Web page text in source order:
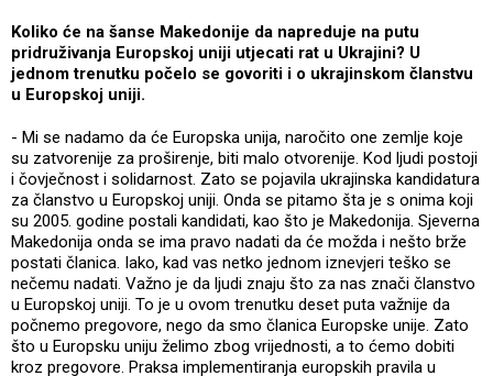
Koliko će na šanse Makedonije da napreduje na putu
pridruživanja Europskoj uniji utjecati rat u Ukrajini? U
jednom trenutku počelo se govoriti i o ukrajinskom članstvu
u Europskoj uniji.
- Mi se nadamo da će Europska unija, naročito one zemlje koje
su zatvorenije za proširenje, biti malo otvorenije. Kod ljudi postoji
i čovječnost i solidarnost. Zato se pojavila ukrajinska kandidatura
za članstvo u Europskoj uniji. Onda se pitamo šta je s onima koji
su 2005. godine postali kandidati, kao što je Makedonija. Sjeverna
Makedonija onda se ima pravo nadati da će možda i nešto brže
postati članica. Iako, kad vas netko jednom iznevjeri teško se
nečemu nadati. Važno je da ljudi znaju što za nas znači članstvo
u Europskoj uniji. To je u ovom trenutku deset puta važnije da
počnemo pregovore, nego da smo članica Europske unije. Zato
što u Europsku uniju želimo zbog vrijednosti, a to ćemo dobiti
kroz pregovore. Praksa implementiranja europskih pravila u